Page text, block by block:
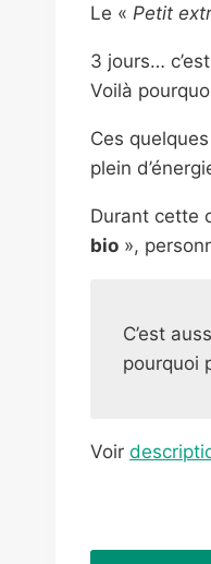
Le « Petit
3 jours…
Voilà
Ces
plein
Durant cette
bio »,
C’est
pourquoi
Voir